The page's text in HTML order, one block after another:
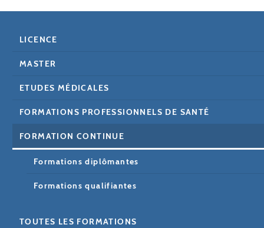
LICENCE
MASTER
ETUDES MÉDICALES
FORMATIONS PROFESSIONNELS DE SANTÉ
FORMATION CONTINUE
Formations diplômantes
Formations qualifiantes
TOUTES LES FORMATIONS